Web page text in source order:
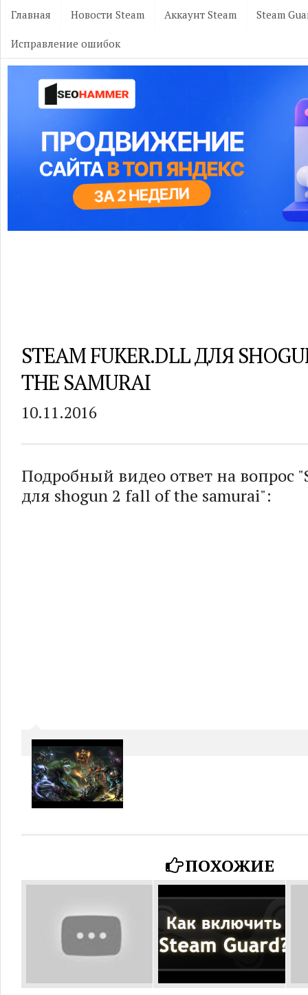
Главная Новости Steam Аккаунт Steam Steam
Исправление ошибок
STEAM FUKER.DLL ДЛЯ
THE SAMURAI
10.11.2016
Подробный видео ответ на вопрос
для shogun 2 fall of the samurai":
ПОХОЖИЕ